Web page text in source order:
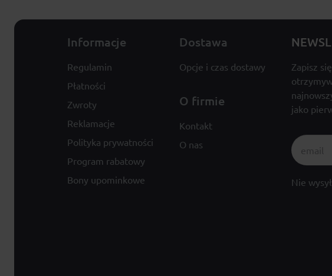
Informacje
Regulamin
Płatności
Zwroty
Reklamacje
Polityka prywatności
Program rabatowy
Bony upominkowe
Dostawa
Opcje i czas dostawy
O firmie
Kontakt
O nas
Zapisz
jako
Nie